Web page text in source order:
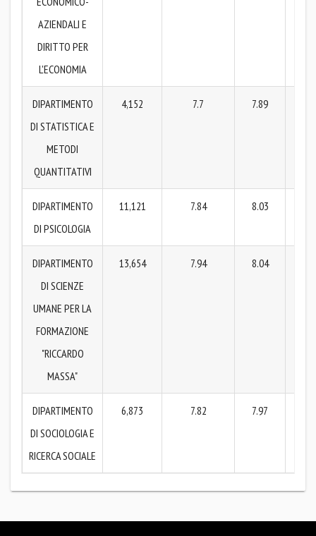
AZIENDALI E
DIRITTO PER
L'ECONOMIA
DIPARTIMENTO
DI STATISTICA E
METODI
QUANTITATIVI
4,152 7.7 7.89
DIPARTIMENTO
DI PSICOLOGIA
11,121 7.84 8.03
DIPARTIMENTO
DI SCIENZE
UMANE PER LA
FORMAZIONE
"RICCARDO
MASSA"
13,654 7.94 8.04
DIPARTIMENTO
DI SOCIOLOGIA E
RICERCA SOCIALE
6,873 7.82 7.97